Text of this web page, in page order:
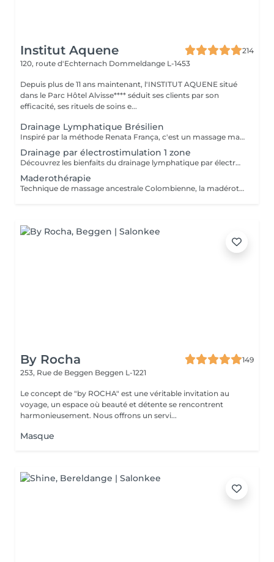
Institut Aquene
214
120, route d'Echternach Dommeldange L-1453
Depuis plus de 11 ans maintenant, l'INSTITUT AQUENE situé
dans le Parc Hôtel Alvisse**** séduit ses clients par son
efficacité, ses rituels de soins e...
Drainage Lymphatique Brésilien
Inspiré par la méthode Renata França, c'est un massage manuel destiné a stimuler la circulation lymphatique et à détoxifier l'organisme. Par des manuvres manuelles variant la pression en suivant le sens de la circulation lymphatique l'organisme est nettoyé et son système immunitaire renforcé. La lymphe draine les liquides excédentaires, les toxines et les débris cellulaires pour un résultat immédiat ! Peut être fait avant une séance de madérothérapie pour encore plus de bien fait !!
Drainage par électrostimulation 1 zone
Découvrez les bienfaits du drainage lymphatique par électrostimulation, une méthode innovante qui: - stimule la circulation lymphatique, - réduit les gonflements, - améliore la détoxification du corps et -favorise une sensation de légèreté. Idéal pour améliorer le bien-être et optimiser la perte de poids. Sans douleur, venez profitez d'un moment de détente bien mérité, tout en stimulant de l'intérieur votre corps et perdant des calories. 1 zone correspond au : ventre ou cuisses (les 2) ou bras.
Maderothérapie
Technique de massage ancestrale Colombienne, la madérothérapie offre une multitude de bénéfices sur le corps ! - L'amélioration de la circulation sanguine et de la circulation lymphatique - Une peau resserrée, des muscles plus toniques - L'élimination de l'apparence de la cellulite, même profonde... Qu'il s'agisse de la peau du corps ou du visage, les instruments et rouleaux en bois de maderothérapie agissent sur toutes les zones du corps permettant une relaxation profonde et une tonification du corps dans son ensemble. Pour un bon résultat il est conseiller de faire entre 3 à 5 séances de drainage lymphatique Brésilien afin de détoxifier le corps et 10 séances de maderothérapie réparties sur 5 semaines (soit 2 séances par semaine). Et une séance par mois de chaque en entretient. Effet WOUAH garantie
By Rocha
149
253, Rue de Beggen Beggen L-1221
Le concept de "by ROCHA" est une véritable invitation au
voyage, un espace où beauté et détente se rencontrent
harmonieusement. Nous offrons un servi...
Masque